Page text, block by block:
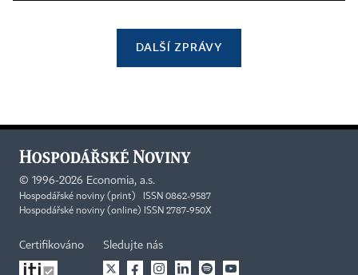
DALŠÍ ZPRÁVY
© 1996-2026 Economia, a.s.
Hospodářské noviny (print) ISSN 0862-9587
Hospodářské noviny (online) ISSN 2787-950X
Certifikováno Sledujte nás